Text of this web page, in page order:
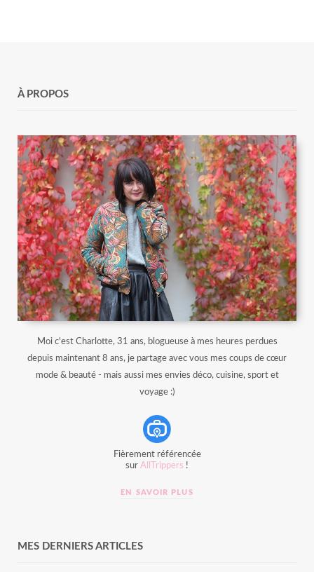
À PROPOS
Moi c'est Charlotte, 31 ans, blogueuse à mes heures perdues
depuis maintenant 8 ans, je partage avec vous mes coups de cœur
mode & beauté - mais aussi mes envies déco, cuisine, sport et
voyage :)
Fièrement référencée
sur AllTrippers !
EN SAVOIR PLUS
MES DERNIERS ARTICLES